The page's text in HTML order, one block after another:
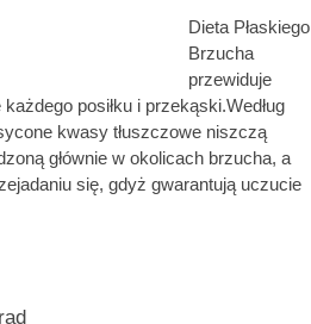
Dieta Płaskiego
Brzucha
przewiduje
posiłku i przekąski.Według
kwasy tłuszczowe niszczą
głównie w okolicach brzucha, a
się, gdyż gwarantują uczucie